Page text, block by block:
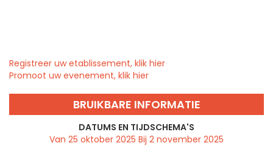
Registreer uw etablissement, klik hier
Promoot uw evenement, klik hier
BRUIKBARE INFORMATIE
DATUMS EN TIJDSCHEMA'S
Van 25 oktober 2025 Bij 2 november 2025